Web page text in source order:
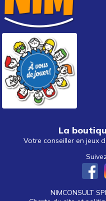
La
Votre conseiller en jeux
NIMCONSULT